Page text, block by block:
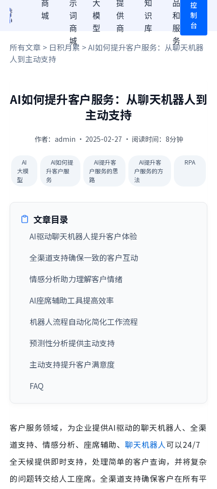
商
城
示
词
商
城
大
模
型
提
供
商
知
识
库
品
和
服
务
控
制
台
所有文章 > 日积月累 > AI如何提升客户服务：从聊天机器
人到主动支持
AI如何提升客户服务：从聊天机器人到
主动支持
作者：admin · 2025-02-27 · 阅读时间：8分钟
AI
大模
型
AI如何提
升客户服
务
AI提升客
户服务的思
路
AI提升客
户服务的方
法
RPA
文章目录
AI驱动聊天机器人提升客户体验
全渠道支持确保一致的客户互动
情感分析助力理解客户情绪
AI座席辅助工具提高效率
机器人流程自动化简化工作流程
预测性分析提供主动支持
主动支持提升客户满意度
FAQ
客户服务领域，为企业提供AI驱动的聊天机器人、全渠
道支持、情感分析、座席辅助、 聊天机器人可以24/7
全天候提供即时支持，处理简单的客户查询，并将复杂
的问题转交给人工座席。全渠道支持确保客户在所有平